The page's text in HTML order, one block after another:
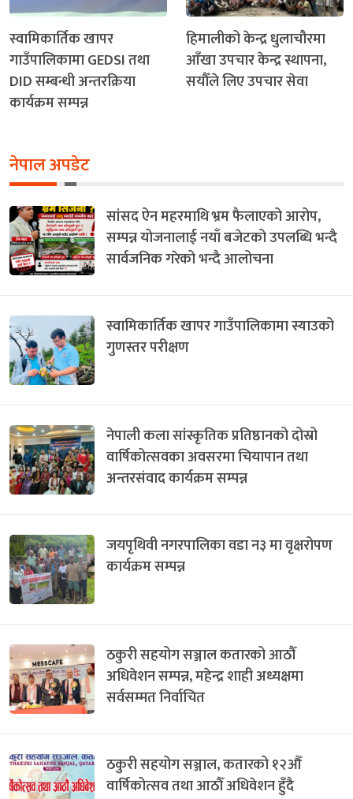
स्वामिकार्तिक खापर
गाउँपालिकामा GEDSI तथा
DID सम्बन्धी अन्तरक्रिया
कार्यक्रम सम्पन्न
हिमालीको केन्द्र धुलाचौरमा
आँखा उपचार केन्द्र स्थापना,
सयौँले लिए उपचार सेवा
नेपाल अपडेट
सांसद ऐन महरमाथि भ्रम फैलाएको आरोप,
सम्पन्न योजनालाई नयाँ बजेटको उपलब्धि भन्दै
सार्वजनिक गरेको भन्दै आलोचना
स्वामिकार्तिक खापर गाउँपालिकामा स्याउको
गुणस्तर परीक्षण
नेपाली कला सांस्कृतिक प्रतिष्ठानको दोस्रो
वार्षिकोत्सवका अवसरमा चियापान तथा
अन्तरसंवाद कार्यक्रम सम्पन्न
जयपृथिवी नगरपालिका वडा न३ मा वृक्षरोपण
कार्यक्रम सम्पन्न
ठकुरी सहयोग सञ्जाल कतारको आठौँ
अधिवेशन सम्पन्न, महेन्द्र शाही अध्यक्षमा
सर्वसम्मत निर्वाचित
ठकुरी सहयोग सञ्जाल, कतारको १२औँ
वार्षिकोत्सव तथा आठौँ अधिवेशन हुँदै